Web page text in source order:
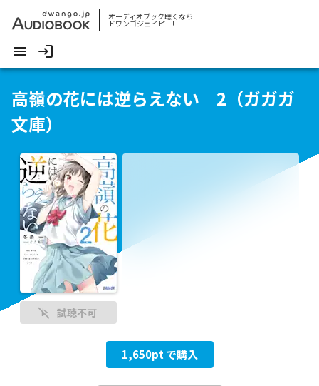
オーディオブック聴くなら
ドワンゴジェイピー!
高嶺の花には逆らえない 2（ガガガ
文庫）
試聴不可
1,650pt で購入